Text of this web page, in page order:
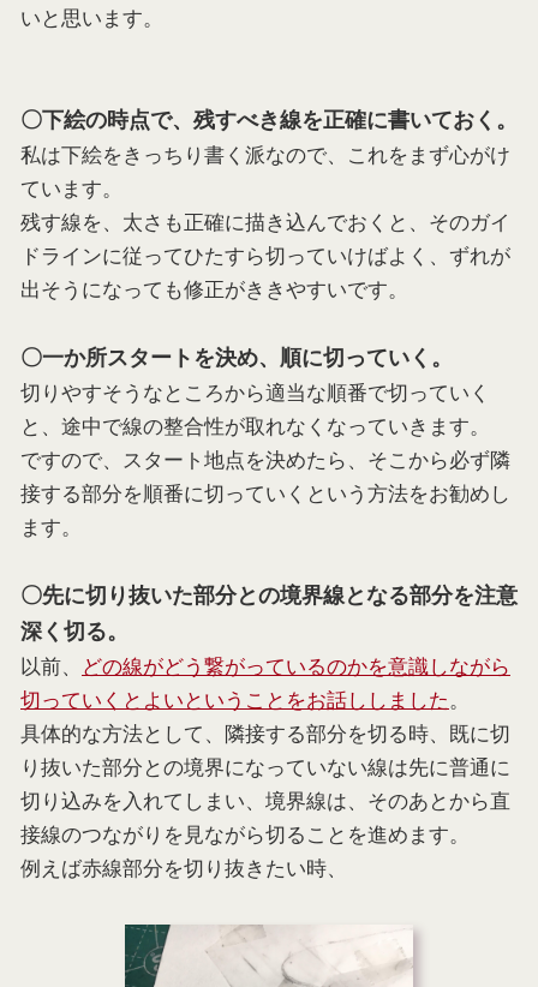
いと思います。
〇下絵の時点で、残すべき線を正確に書いておく。
私は下絵をきっちり書く派なので、これをまず心がけ
ています。
残す線を、太さも正確に描き込んでおくと、そのガイ
ドラインに従ってひたすら切っていけばよく、ずれが
出そうになっても修正がききやすいです。
〇一か所スタートを決め、順に切っていく。
切りやすそうなところから適当な順番で切っていく
と、途中で線の整合性が取れなくなっていきます。
ですので、スタート地点を決めたら、そこから必ず隣
接する部分を順番に切っていくという方法をお勧めし
ます。
〇先に切り抜いた部分との境界線となる部分を注意
深く切る。
以前、 どの線がどう繋がっているのかを意識しながら
切っていくとよいということをお話ししました。
具体的な方法として、隣接する部分を切る時、既に切
り抜いた部分との境界になっていない線は先に普通に
切り込みを入れてしまい、境界線は、そのあとから直
接線のつながりを見ながら切ることを進めます。
例えば赤線部分を切り抜きたい時、